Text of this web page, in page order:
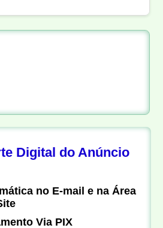
Digital do Anúncio
no E-mail e na Área
Via PIX